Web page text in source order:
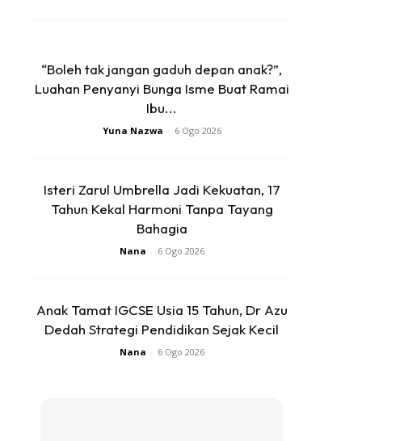
“Boleh tak jangan gaduh depan anak?”,
Luahan Penyanyi Bunga Isme Buat Ramai
Ibu...
Yuna Nazwa - 6 Ogo 2026
Isteri Zarul Umbrella Jadi Kekuatan, 17
Tahun Kekal Harmoni Tanpa Tayang
Bahagia
Nana - 6 Ogo 2026
Anak Tamat IGCSE Usia 15 Tahun, Dr Azu
Dedah Strategi Pendidikan Sejak Kecil
Nana - 6 Ogo 2026